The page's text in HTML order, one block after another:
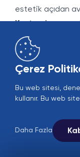
estetik açıdan
Kontaminasyon
prosesler
Neutral ve inert
akışkanın
kullanılır.
Paslanmaz çelik
sterilizasyon
Çerez
Bu web sitesi,
kullanır. Bu web
Daha Fazla